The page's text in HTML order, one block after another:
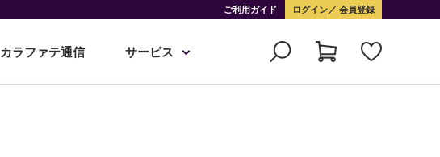
ご利用ガイド ログイン 会員登録
カラファテ通信 サービス